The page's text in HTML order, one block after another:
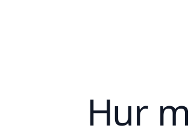
Hur